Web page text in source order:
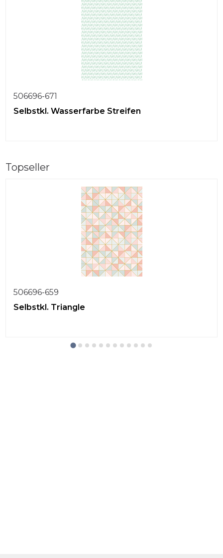
506696-671
Selbstkl. Wasserfarbe Streifen
Topseller
506696-659
Selbstkl. Triangle